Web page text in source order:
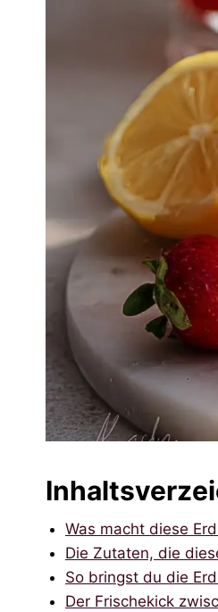
Was macht diese
Die Zutaten, die
So bringst du die
Der Frischekick